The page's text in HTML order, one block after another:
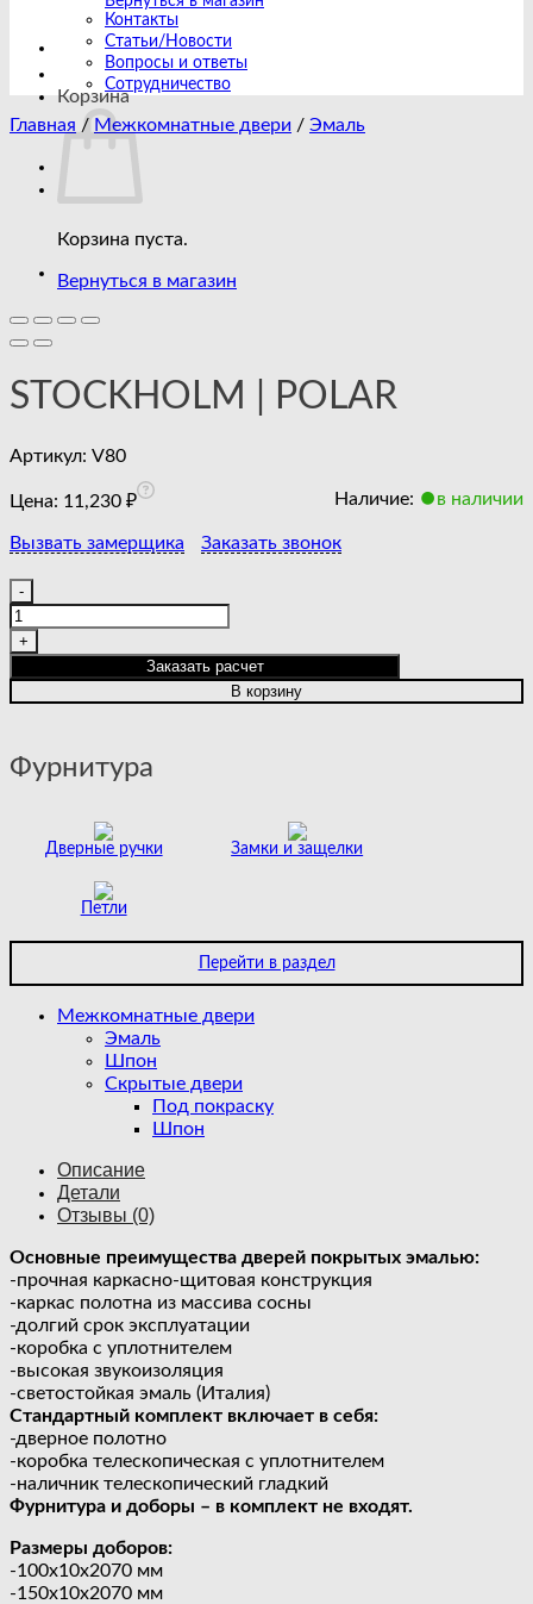
Корзина
Корзина пуста.
Вернуться в магазин
Контакты
Статьи/Новости
Вопросы и ответы
Сотрудничество
Главная / Межкомнатные двери / Эмаль
STOCKHOLM | POLAR
Артикул: V80
Цена: 11,230 ₽ Наличие: в наличии
Вызвать замерщика Заказать звонок
товара
STOCKHOLM
|
POLAR
Заказать расчет
В корзину
Фурнитура
Дверные ручки Замки и защелки
Петли
Перейти в раздел
Межкомнатные двери
Эмаль
Шпон
Скрытые двери
Под покраску
Шпон
Описание
Детали
Отзывы (0)
Основные преимущества дверей покрытых эмалью:
-прочная каркасно-щитовая конструкция
-каркас полотна из массива сосны
-долгий срок эксплуатации
-коробка с уплотнителем
-высокая звукоизоляция
-светостойкая эмаль (Италия)
Стандартный комплект включает в себя:
-дверное полотно
-коробка телескопическая с уплотнителем
-наличник телескопический гладкий
Фурнитура и доборы – в комплект не входят.
Размеры доборов:
-100х10х2070 мм
-150х10х2070 мм